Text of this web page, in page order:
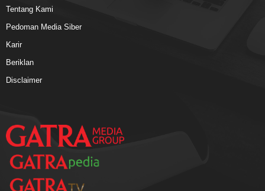
Tentang Kami
Pedoman Media Siber
Karir
Beriklan
Disclaimer